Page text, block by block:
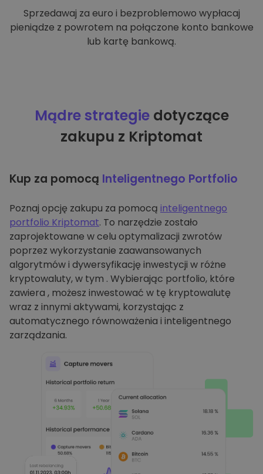
Sprzedawaj za euro i bezproblemowo wypłacaj
pieniądze z powrotem na połączone konto bankowe
lub kartę bankową.
Mądre strategiedotyczące
zakupu z Kriptomat
Kup za pomocą Inteligentnego Portfolio
Poznaj opcję zakupu za pomocą inteligentnego
portfolio Kriptomat. To narzędzie zostało
zaprojektowane w celu optymalizacji zwrotów
poprzez wykorzystanie zaawansowanych
algorytmów i dywersyfikację inwestycji w różne
kryptowaluty, w tym . Wybierając portfolio, które
zawiera , możesz inwestować w tę kryptowalutę
wraz z innymi aktywami, korzystając z
automatycznego równoważenia i inteligentnego
zarządzania.